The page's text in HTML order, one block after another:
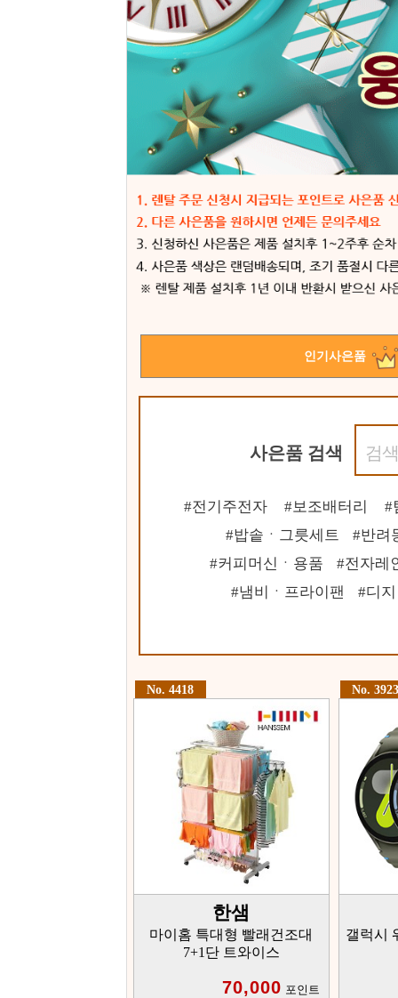
인기사은품
사은품 검색
전기주전자 보조배터리
밥솥ㆍ그릇세트
반려
커피머신ㆍ용품
전자레
냄비ㆍ프라이팬
디
No. 4418
한샘
마이홈 특대형 빨래건조대
7+1단 트와이스
70,000 포인트
No. 3923
갤럭시